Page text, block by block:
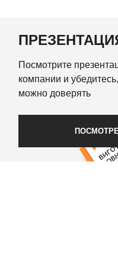
Посмотрите
компании и
можно доверять